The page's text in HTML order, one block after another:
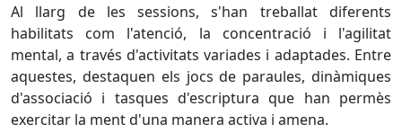
Al llarg de les sessions, s'han treballat diferents
habilitats com l'atenció, la concentració i l'agilitat
mental, a través d'activitats variades i adaptades. Entre
aquestes, destaquen els jocs de paraules, dinàmiques
d'associació i tasques d'escriptura que han permès
exercitar la ment d'una manera activa i amena.